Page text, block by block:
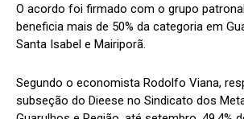
O acordo foi firmado com o grupo
beneficia mais de 50% da categoria em
Santa Isabel e Mairiporã.
Segundo o economista Rodolfo Viana,
subseção do Dieese no Sindicato dos